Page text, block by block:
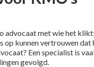
advocaat met wie het
op kunnen vertrouwen
Een specialist is
gevolgd.